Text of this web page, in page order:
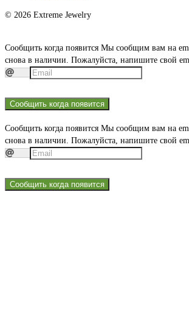
© 2026 Extreme Jewelry
Сообщить когда появится Мы сообщим вам на
снова в наличии. Пожалуйста, напишите свой
Сообщить когда появится
Сообщить когда появится Мы сообщим вам на
снова в наличии. Пожалуйста, напишите свой
Сообщить когда появится